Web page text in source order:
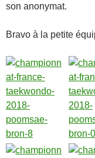
son anonymat.
Bravo à la petite